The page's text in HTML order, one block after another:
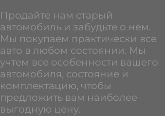
Продайте нам старый
автомобиль и забудьте о нем.
Мы покупаем практически все
авто в любом состоянии. Мы
учтем все особенности вашего
автомобиля, состояние и
комплектацию, чтобы
предложить вам наиболее
выгодную цену.